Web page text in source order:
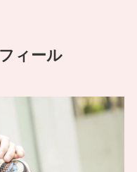
ィール